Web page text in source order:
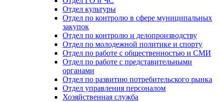
Отдел культуры
Отдел по контролю в сфере муниципальных
закупок
Отдел по контролю и делопроизводству
Отдел по молодежной политике и спорту
Отдел по работе с общественностью и СМИ
Отдел по работе с представительными
органами
Отдел по развитию потребительского рынка
Отдел управления персоналом
Хозяйственная служба